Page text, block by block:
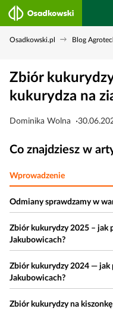
Osadkowski.pl Blog
Zbiór
kukurydza na
Dominika Wolna
Co znajdziesz w
Wprowadzenie
Odmiany sprawdzamy w
Zbiór kukurydzy 2025 – jak
Jakubowicach?
Zbiór kukurydzy 2024 — jak
Jakubowicach?
Zbiór kukurydzy na